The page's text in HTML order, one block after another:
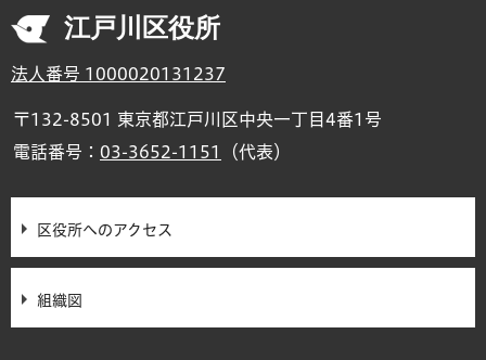
江戸川区役所
法人番号 1000020131237
〒132-8501 東京都江戸川区中央一丁目4番1号
電話番号： 03-3652-1151 （代表）
区役所へのアクセス
組織図